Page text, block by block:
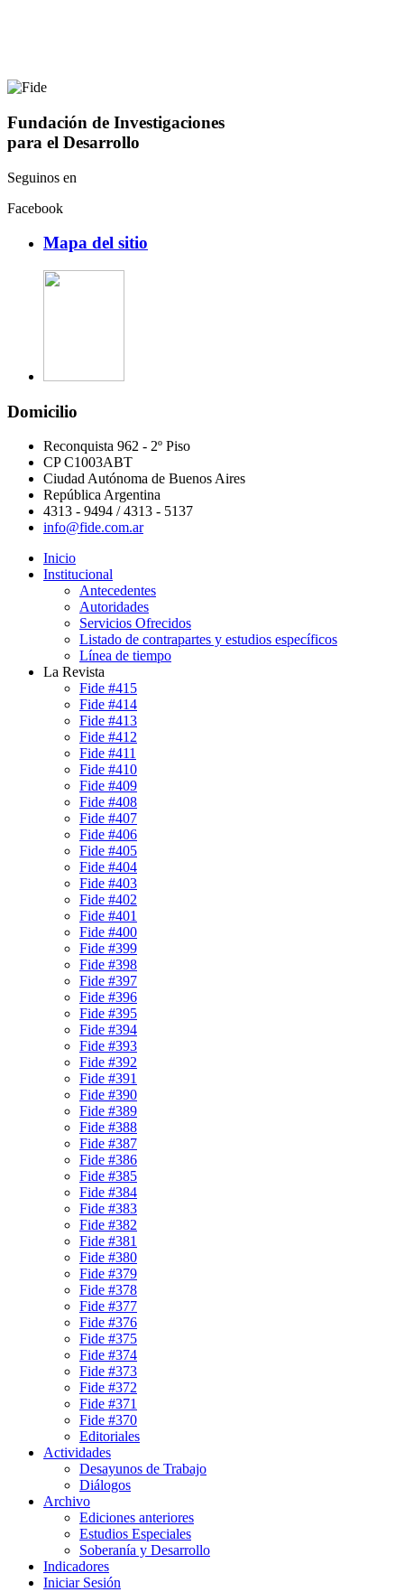
Fundación de Investigaciones
para el Desarrollo
Seguinos en
Facebook
Mapa del sitio
Domicilio
Reconquista 962 - 2º Piso
CP C1003ABT
Ciudad Autónoma de Buenos Aires
República Argentina
4313 - 9494 / 4313 - 5137
info@fide.com.ar
Inicio
Institucional
Antecedentes
Autoridades
Servicios Ofrecidos
Listado de contrapartes y estudios específicos
Línea de tiempo
La Revista
Fide #415
Fide #414
Fide #413
Fide #412
Fide #411
Fide #410
Fide #409
Fide #408
Fide #407
Fide #406
Fide #405
Fide #404
Fide #403
Fide #402
Fide #401
Fide #400
Fide #399
Fide #398
Fide #397
Fide #396
Fide #395
Fide #394
Fide #393
Fide #392
Fide #391
Fide #390
Fide #389
Fide #388
Fide #387
Fide #386
Fide #385
Fide #384
Fide #383
Fide #382
Fide #381
Fide #380
Fide #379
Fide #378
Fide #377
Fide #376
Fide #375
Fide #374
Fide #373
Fide #372
Fide #371
Fide #370
Editoriales
Actividades
Desayunos de Trabajo
Diálogos
Archivo
Ediciones anteriores
Estudios Especiales
Soberanía y Desarrollo
Indicadores
Iniciar Sesión